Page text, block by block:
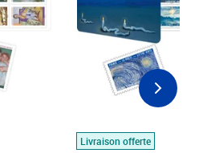
Livraison offerte